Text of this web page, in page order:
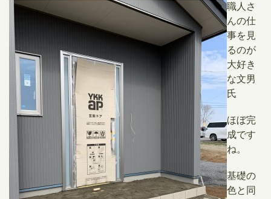
職人さ
んの仕
事を見
るのが
大好き
な文男
氏
ほぼ完
成です
ね。
基礎の
色と同